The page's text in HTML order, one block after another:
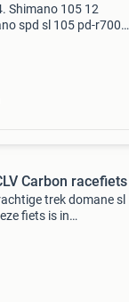
Shimano 105 12
spd sl 105 pd-r7000
Carbon racefiets
trek domane sl
fiets is in